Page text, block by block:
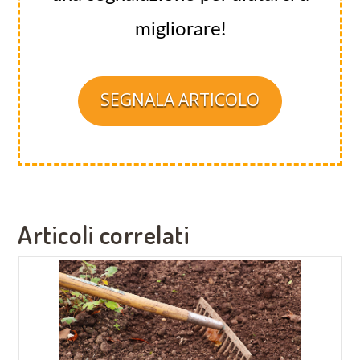
migliorare!
SEGNALA ARTICOLO
Articoli correlati